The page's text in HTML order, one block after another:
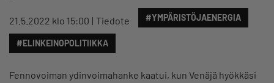
21.5.2022 klo 15:00 Tiedote #YMPÄRISTÖJAENERGIA
#ELINKEINOPOLITIIKKA
Fennovoiman ydinvoimahanke kaatui, kun Venäjä hyökkäsi